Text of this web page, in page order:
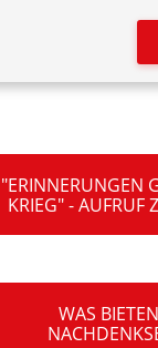
"ERINNERUNGEN
KRIEG" - AUFRUF
WAS